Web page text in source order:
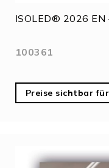
ISOLED® 2026 EN
100361
Preise sichtbar